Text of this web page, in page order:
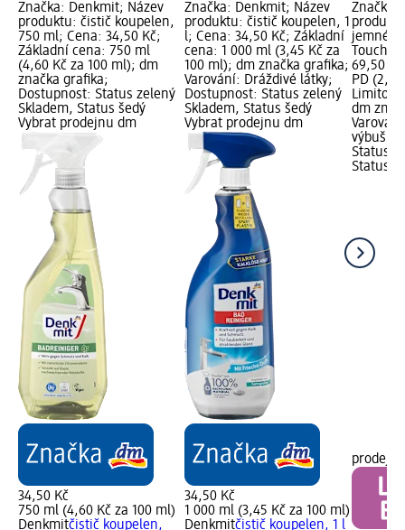
Značka: Denkmit; Název
produktu: čistič koupelen,
750 ml; Cena: 34,50 Kč;
Základní cena: 750 ml
(4,60 Kč za 100 ml); dm
značka grafika;
Dostupnost: Status zelený
Skladem, Status šedý
Vybrat prodejnu dm
34,50 Kč
750 ml (4,60 Kč za 100 ml)
Denkmitčistič koupelen,
Značka: Denkmit; Název
produktu: čistič koupelen, 1
l; Cena: 34,50 Kč; Základní
cena: 1 000 ml (3,45 Kč za
100 ml); dm značka grafika;
Varování: Dráždivé látky;
Dostupnost: Status zelený
Skladem, Status šedý
Vybrat prodejnu dm
34,50 Kč
1 000 ml (3,45 Kč za 100 ml)
Denkmitčistič koupelen, 1 l
Značka:
jemné
Touch,
69,50
PD
dm
Status
Status